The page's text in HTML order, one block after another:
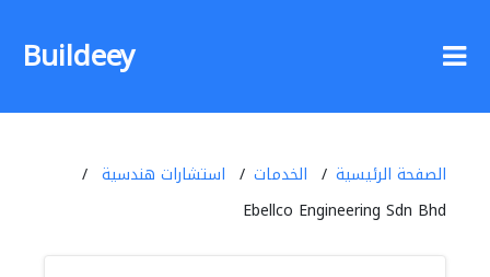
Buildeey
الصفحة الرئيسية الخدمات
استشارات هندسية
Ebellco Engineering Sdn Bhd